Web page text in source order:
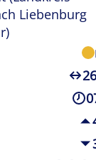
Liebenburg